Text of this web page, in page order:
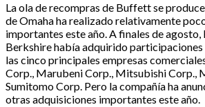
La ola de recompras de Buffett se
de Omaha ha realizado relativamente
importantes este año. A finales de
Berkshire había adquirido participaciones
las cinco principales empresas
Corp., Marubeni Corp., Mitsubishi Corp.,
Sumitomo Corp. Pero la compañía ha
otras adquisiciones importantes este año.